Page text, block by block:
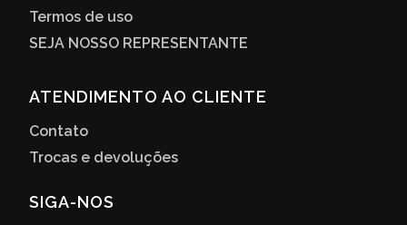
Termos de uso
SEJA NOSSO REPRESENTANTE
ATENDIMENTO AO CLIENTE
Contato
Trocas e devoluções
SIGA-NOS